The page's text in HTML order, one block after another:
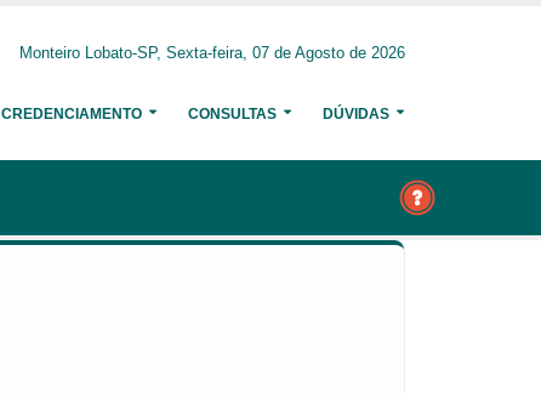
Monteiro Lobato-SP, Sexta-feira, 07 de Agosto de 2026
CREDENCIAMENTO CONSULTAS DÚVIDAS